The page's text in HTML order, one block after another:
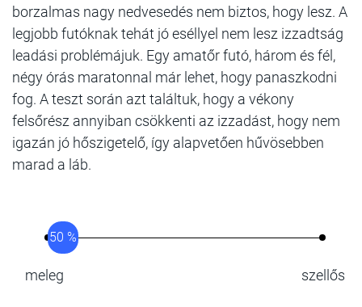
borzalmas nagy nedvesedés nem biztos, hogy lesz. A
legjobb futóknak tehát jó eséllyel nem lesz izzadtság
leadási problémájuk. Egy amatőr futó, három és fél,
négy órás maratonnal már lehet, hogy panaszkodni
fog. A teszt során azt találtuk, hogy a vékony
felsőrész annyiban csökkenti az izzadást, hogy nem
igazán jó hőszigetelő, így alapvetően hűvösebben
marad a láb.
50 %
meleg szellős